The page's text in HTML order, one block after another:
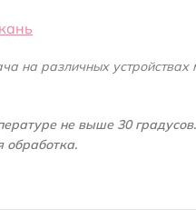
на различных
не выше 30
обработка.